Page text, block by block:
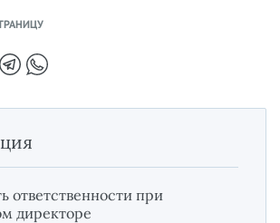
ответственности при
директоре